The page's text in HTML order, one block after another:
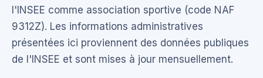
l'INSEE comme association sportive (code NAF
9312Z). Les informations administratives
présentées ici proviennent des données publiques
de l'INSEE et sont mises à jour mensuellement.